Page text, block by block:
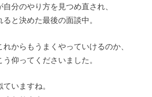
分のやり方を見つめ直され、
と決めた最後の面談中。
からもうまくやっていけるのか、
仰ってくださいました。
ていますね。